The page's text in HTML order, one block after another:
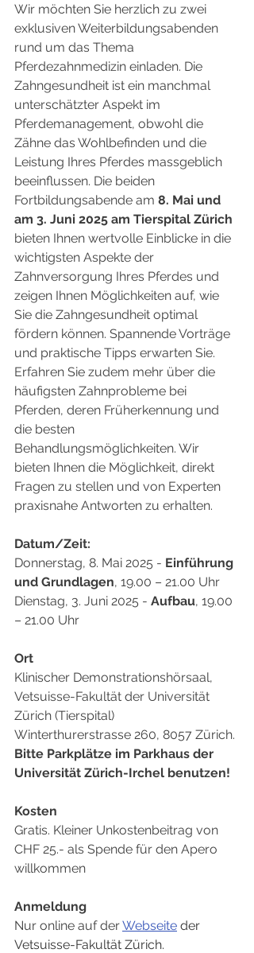
Wir möchten Sie herzlich zu zwei
exklusiven Weiterbildungsabenden
rund um das Thema
Pferdezahnmedizin einladen. Die
Zahngesundheit ist ein manchmal
unterschätzter Aspekt im
Pferdemanagement, obwohl die
Zähne das Wohlbefinden und die
Leistung Ihres Pferdes massgeblich
beeinflussen. Die beiden
Fortbildungsabende am 8. Mai und
am 3. Juni 2025 am Tierspital Zürich
bieten Ihnen wertvolle Einblicke in die
wichtigsten Aspekte der
Zahnversorgung Ihres Pferdes und
zeigen Ihnen Möglichkeiten auf, wie
Sie die Zahngesundheit optimal
fördern können. Spannende Vorträge
und praktische Tipps erwarten Sie.
Erfahren Sie zudem mehr über die
häufigsten Zahnprobleme bei
Pferden, deren Früherkennung und
die besten
Behandlungsmöglichkeiten. Wir
bieten Ihnen die Möglichkeit, direkt
Fragen zu stellen und von Experten
praxisnahe Antworten zu erhalten.
Datum/Zeit:
Donnerstag, 8. Mai 2025 - Einführung
und Grundlagen, 19.00 – 21.00 Uhr
Dienstag, 3. Juni 2025 - Aufbau, 19.00
– 21.00 Uhr
Ort
Klinischer Demonstrationshörsaal,
Vetsuisse-Fakultät der Universität
Zürich (Tierspital)
Winterthurerstrasse 260, 8057 Zürich.
Bitte Parkplätze im Parkhaus der
Universität Zürich-Irchel benutzen!
Kosten
Gratis. Kleiner Unkostenbeitrag von
CHF 25.- als Spende für den Apero
willkommen
Anmeldung
Nur online auf der Webseite der
Vetsuisse-Fakultät Zürich.